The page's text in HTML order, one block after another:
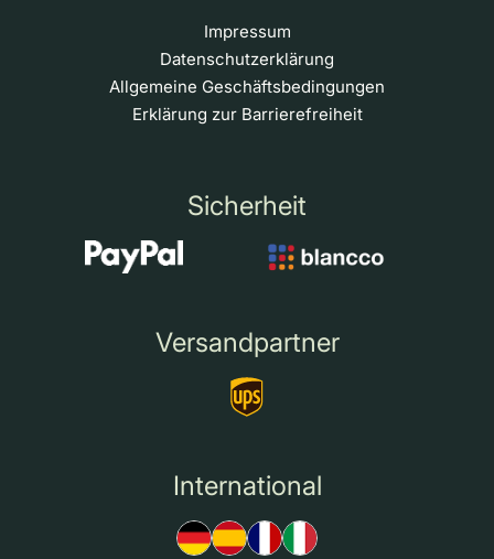
Impressum
Datenschutzerklärung
Allgemeine Geschäftsbedingungen
Erklärung zur Barrierefreiheit
Sicherheit
Versandpartner
International